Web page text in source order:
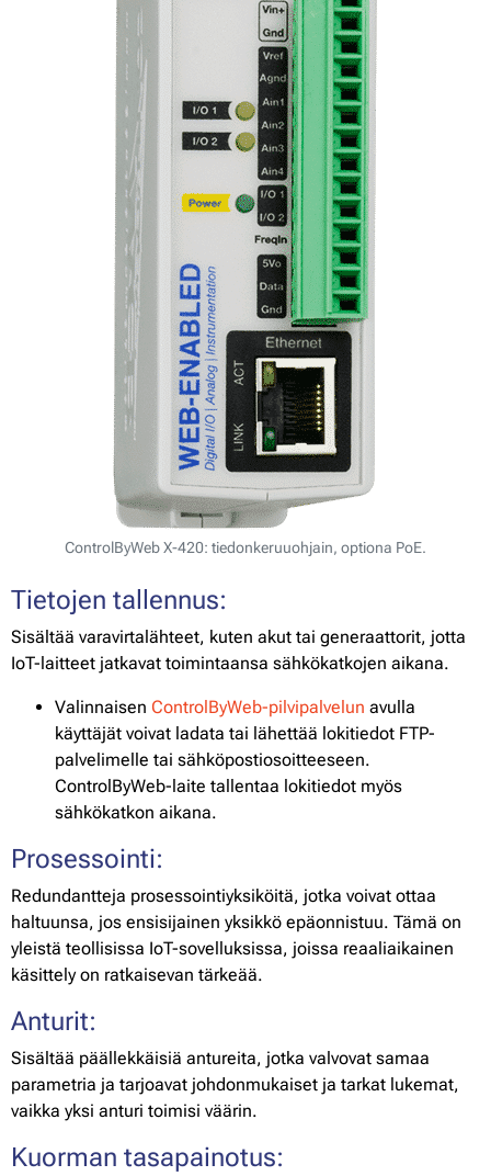
ControlByWeb X-420: tiedonkeruuohjain, optiona PoE.
Tietojen tallennus:
Sisältää varavirtalähteet, kuten akut tai generaattorit, jotta
IoT-laitteet jatkavat toimintaansa sähkökatkojen aikana.
Valinnaisen ControlByWeb-pilvipalvelun avulla
käyttäjät voivat ladata tai lähettää lokitiedot FTP-
palvelimelle tai sähköpostiosoitteeseen.
ControlByWeb-laite tallentaa lokitiedot myös
sähkökatkon aikana.
Prosessointi:
Redundantteja prosessointiyksiköitä, jotka voivat ottaa
haltuunsa, jos ensisijainen yksikkö epäonnistuu. Tämä on
yleistä teollisissa IoT-sovelluksissa, joissa reaaliaikainen
käsittely on ratkaisevan tärkeää.
Anturit:
Sisältää päällekkäisiä antureita, jotka valvovat samaa
parametria ja tarjoavat johdonmukaiset ja tarkat lukemat,
vaikka yksi anturi toimisi väärin.
Kuorman tasapainotus: